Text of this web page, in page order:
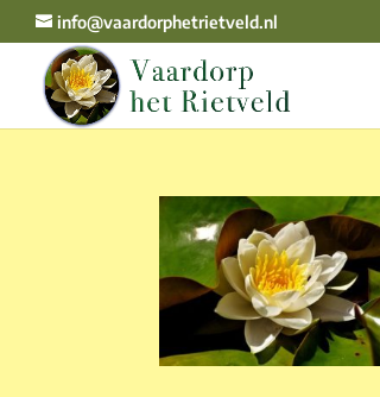
info@vaardorphetrietveld.nl